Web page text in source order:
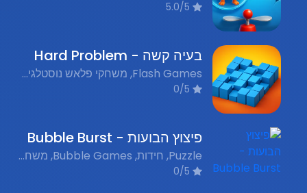
בעיה קשה - Hard Problem
Flash Games, משחקי פלאש נוסטלגים, Puzzle, חידות
פיצוץ הבועות - Bubble Burst
Puzzle, חידות, Bubble Games, משחקי בועות